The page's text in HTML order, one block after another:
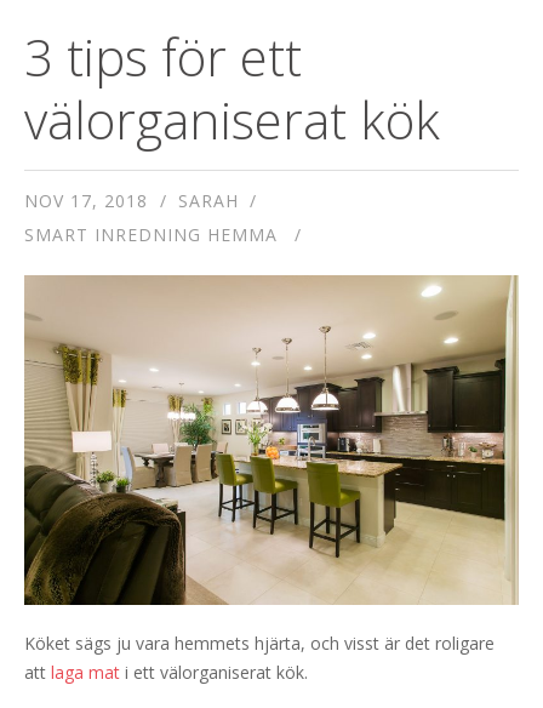
3 tips för ett
välorganiserat kök
NOV 17, 2018
SARAH
SMART INREDNING HEMMA
Köket sägs ju vara hemmets hjärta, och visst är det roligare
att laga mat i ett välorganiserat kök.